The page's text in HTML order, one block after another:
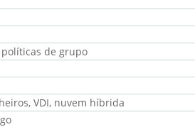
políticas de grupo
VDI, nuvem híbrida